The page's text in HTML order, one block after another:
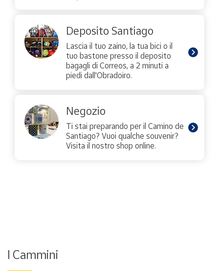
Deposito Santiago
Lascia il tuo zaino, la tua bici o il
tuo bastone presso il deposito
bagagli di Correos, a 2 minuti a
piedi dall'Obradoiro.
Negozio
Ti stai preparando per il Camino de
Santiago? Vuoi qualche souvenir?
Visita il nostro shop online.
I Cammini